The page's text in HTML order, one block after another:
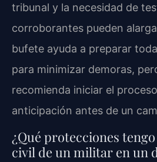
tribunal y la necesidad de
corroborantes pueden
bufete ayuda a preparar
para minimizar demoras,
recomienda iniciar el
anticipación antes de un
¿Qué protecciones
civil de un militar en un